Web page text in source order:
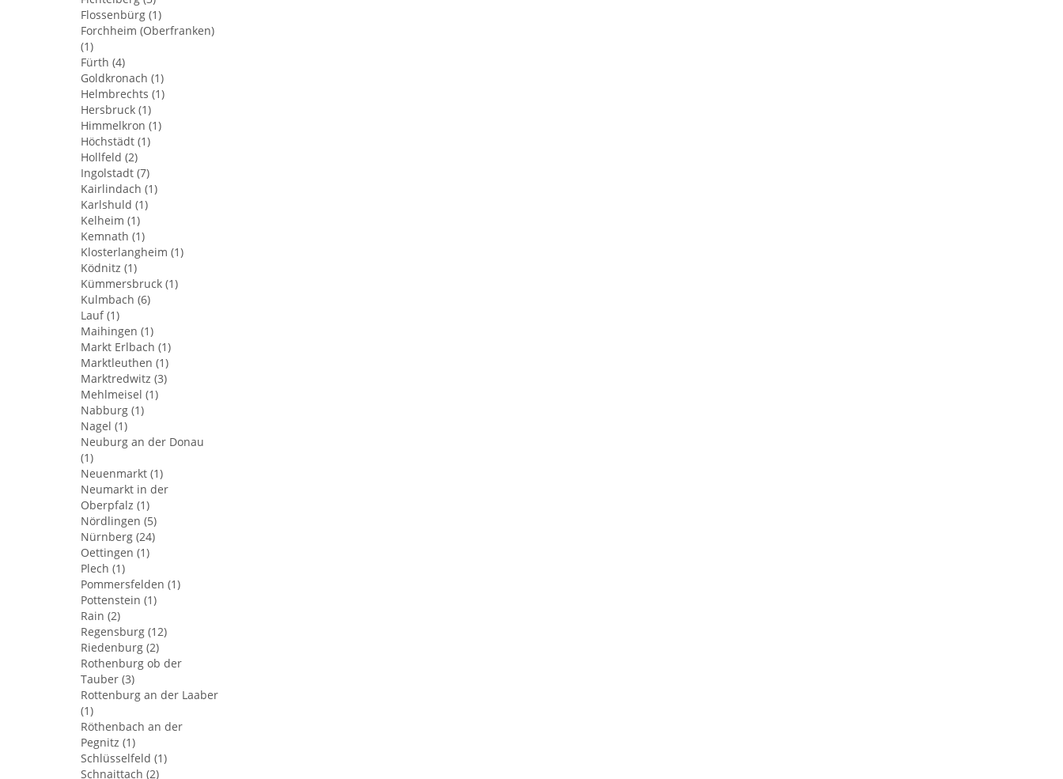
Flossenbürg (1)
Forchheim (Oberfranken)
(1)
Fürth (4)
Goldkronach (1)
Helmbrechts (1)
Hersbruck (1)
Himmelkron (1)
Höchstädt (1)
Hollfeld (2)
Ingolstadt (7)
Kairlindach (1)
Karlshuld (1)
Kelheim (1)
Kemnath (1)
Klosterlangheim (1)
Ködnitz (1)
Kümmersbruck (1)
Kulmbach (6)
Lauf (1)
Maihingen (1)
Markt Erlbach (1)
Marktleuthen (1)
Marktredwitz (3)
Mehlmeisel (1)
Nabburg (1)
Nagel (1)
Neuburg an der Donau
(1)
Neuenmarkt (1)
Neumarkt in der
Oberpfalz (1)
Nördlingen (5)
Nürnberg (24)
Oettingen (1)
Plech (1)
Pommersfelden (1)
Pottenstein (1)
Rain (2)
Regensburg (12)
Riedenburg (2)
Rothenburg ob der
Tauber (3)
Rottenburg an der Laaber
(1)
Röthenbach an der
Pegnitz (1)
Schlüsselfeld (1)
Schnaittach (2)